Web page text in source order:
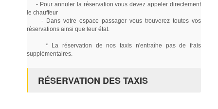
- Pour annuler la réservation vous devez appeler directement
le chauffeur
- Dans votre espace passager vous trouverez toutes vos
réservations ainsi que leur état.
* La réservation de nos taxis n'entraîne pas de frais
supplémentaires.
RÉSERVATION DES TAXIS